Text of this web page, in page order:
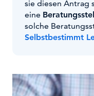
sie diesen Antrag
eine
solche
Selbstbestimmt